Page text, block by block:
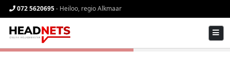
×
072 5620695- Heiloo, regio Alkmaar